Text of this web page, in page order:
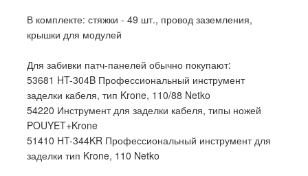
В комплекте: стяжки - 49 шт., провод заземления,
крышки для модулей
Для забивки патч-панелей обычно покупают:
53681 HT-304B Профессиональный инструмент
заделки кабеля, тип Krone, 110/88 Netko
54220 Инструмент для заделки кабеля, типы ножей
POUYET+Krone
51410 HT-344KR Профессиональный инструмент для
заделки тип Krone, 110 Netko